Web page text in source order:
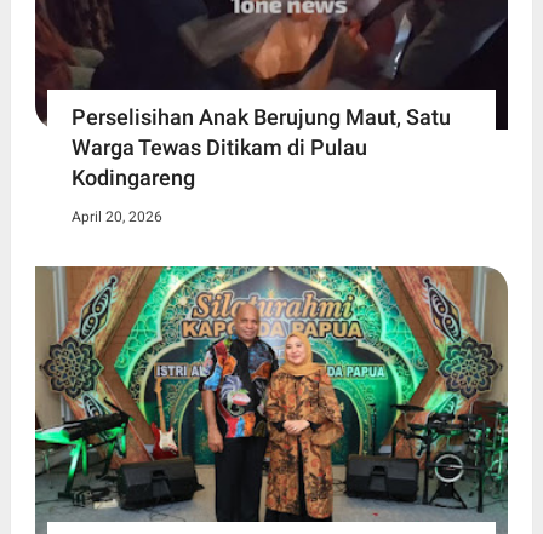
Perselisihan Anak Berujung Maut, Satu
Warga Tewas Ditikam di Pulau
Kodingareng
April 20, 2026